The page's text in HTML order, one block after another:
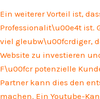
Ein weiterer Vorteil ist,
Professionalit\u00e4t ist.
viel gleubw\u00fcrdiger,
Website zu investieren
F\u00fcr potenzielle
Partner kann dies den
machen. Ein Youtube-